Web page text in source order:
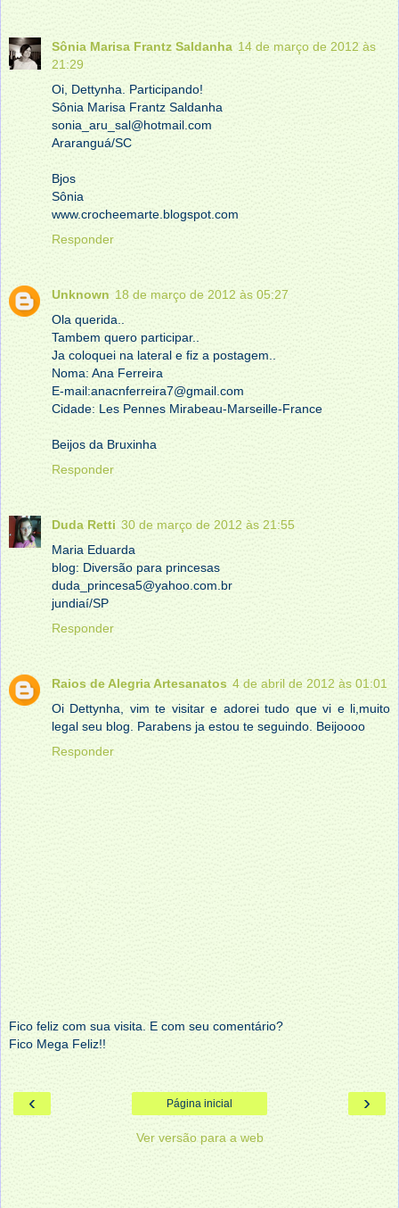
Sônia Marisa Frantz Saldanha 14 de março de 2012 às
21:29
Oi, Dettynha. Participando!
Sônia Marisa Frantz Saldanha
sonia_aru_sal@hotmail.com
Araranguá/SC
Bjos
Sônia
www.crocheemarte.blogspot.com
Responder
Unknown 18 de março de 2012 às 05:27
Ola querida..
Tambem quero participar..
Ja coloquei na lateral e fiz a postagem..
Noma: Ana Ferreira
E-mail:anacnferreira7@gmail.com
Cidade: Les Pennes Mirabeau-Marseille-France
Beijos da Bruxinha
Responder
Duda Retti 30 de março de 2012 às 21:55
Maria Eduarda
blog: Diversão para princesas
duda_princesa5@yahoo.com.br
jundiaí/SP
Responder
Raios de Alegria Artesanatos 4 de abril de 2012 às 01:01
Oi Dettynha, vim te visitar e adorei tudo que vi e li,muito
legal seu blog. Parabens ja estou te seguindo. Beijoooo
Responder
Fico feliz com sua visita. E com seu comentário?
Fico Mega Feliz!!
‹ ›
Página inicial
Ver versão para a web